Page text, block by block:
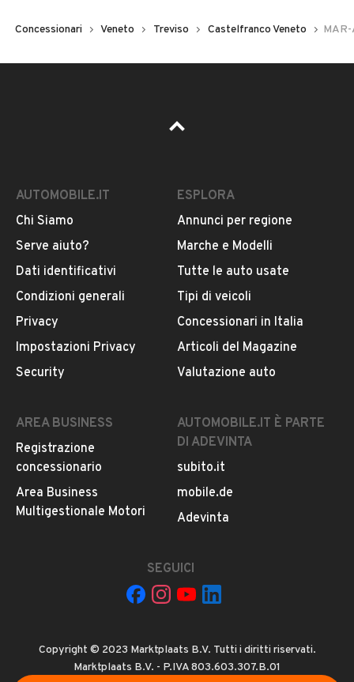
Concessionari Veneto Treviso Castelfranco Veneto MAR-
AUTOMOBILE.IT
Chi Siamo
Serve aiuto?
Dati identificativi
Condizioni generali
Privacy
Impostazioni Privacy
Security
ESPLORA
Annunci per regione
Marche e Modelli
Tutte le auto usate
Tipi di veicoli
Concessionari in Italia
Articoli del Magazine
Valutazione auto
AREA BUSINESS
Registrazione
concessionario
Area Business
Multigestionale Motori
AUTOMOBILE.IT È PARTE
DI ADEVINTA
subito.it
mobile.de
Adevinta
SEGUICI
Copyright © 2023 Marktplaats B.V. Tutti i diritti riservati.
Marktplaats B.V. - P.IVA 803.603.307.B.01